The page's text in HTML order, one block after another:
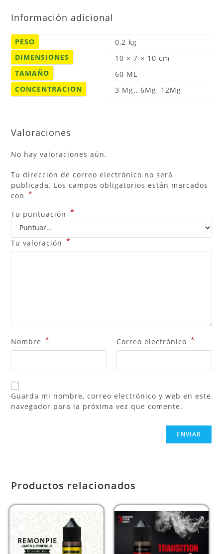
Información adicional
PESO
0,2 kg
DIMENSIONES
10 × 7 × 10 cm
TAMAÑO
60 ML
CONCENTRACION
3 Mg., 6Mg, 12Mg
Valoraciones
No hay valoraciones aún.
Tu dirección de correo electrónico no será
publicada. Los campos obligatorios están marcados
con *
Tu puntuación *
Tu valoración *
Nombre * Correo electrónico *
Guarda mi nombre, correo electrónico y web en este
navegador para la próxima vez que comente.
Productos relacionados